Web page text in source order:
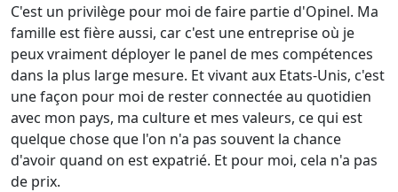
C'est un privilège pour moi de faire partie d'Opinel. Ma
famille est fière aussi, car c'est une entreprise où je
peux vraiment déployer le panel de mes compétences
dans la plus large mesure. Et vivant aux Etats-Unis, c'est
une façon pour moi de rester connectée au quotidien
avec mon pays, ma culture et mes valeurs, ce qui est
quelque chose que l'on n'a pas souvent la chance
d'avoir quand on est expatrié. Et pour moi, cela n'a pas
de prix.